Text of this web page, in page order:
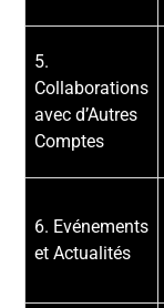
5.
Collaborations
avec d’Autres
Comptes
6. Evénements
et Actualités